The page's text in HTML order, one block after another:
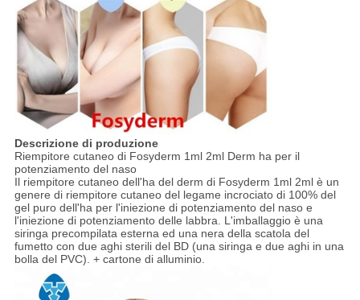
Descrizione di produzione
Riempitore cutaneo di Fosyderm 1ml 2ml Derm ha per il
potenziamento del naso
Il riempitore cutaneo dell'ha del derm di Fosyderm 1ml 2ml è un
genere di riempitore cutaneo del legame incrociato di 100% del
gel puro dell'ha per l'iniezione di potenziamento del naso e
l'iniezione di potenziamento delle labbra. L'imballaggio è una
siringa precompilata esterna ed una nera della scatola del
fumetto con due aghi sterili del BD (una siringa e due aghi in una
bolla del PVC). + cartone di alluminio.